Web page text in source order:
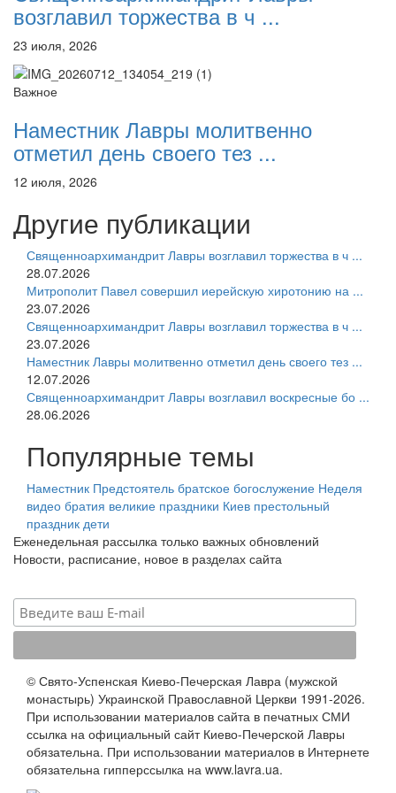
возглавил торжества в ч ...
23 июля, 2026
Важное
Наместник Лавры молитвенно
отметил день своего тез ...
12 июля, 2026
Другие публикации
Священноархимандрит Лавры возглавил торжества в ч ...
28.07.2026
Митрополит Павел совершил иерейскую хиротонию на ...
23.07.2026
Священноархимандрит Лавры возглавил торжества в ч ...
23.07.2026
Наместник Лавры молитвенно отметил день своего тез ...
12.07.2026
Священноархимандрит Лавры возглавил воскресные бо ...
28.06.2026
Популярные темы
Наместник Предстоятель братское богослужение Неделя
видео братия великие праздники Киев престольный
праздник дети
Еженедельная рассылка только важных обновлений
Новости, расписание, новое в разделах сайта
© Свято-Успенская Киево-Печерская Лавра (мужской
монастырь) Украинской Православной Церкви 1991-2026.
При использовании материалов сайта в печатных СМИ
ссылка на официальный сайт Киево-Печерской Лавры
обязательна. При использовании материалов в Интернете
обязательна гипперссылка на www.lavra.ua.